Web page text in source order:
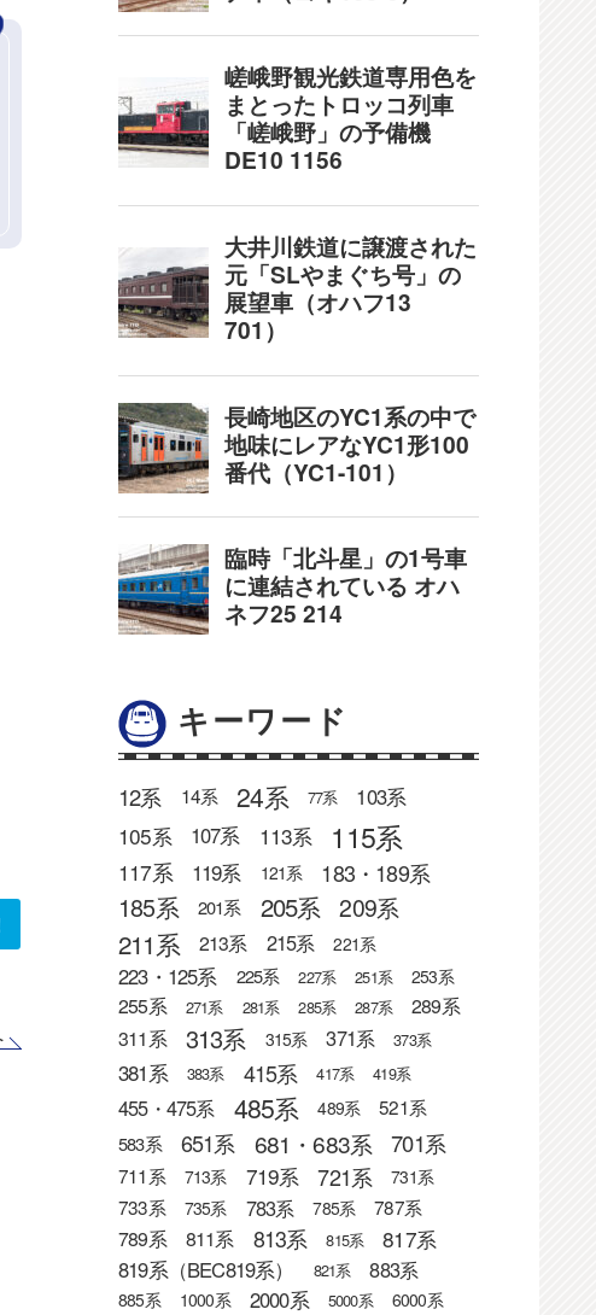
キーワード
12系 14系 24系 77系 103系
105系 107系 113系 115系
117系 119系 121系 183・189系
185系 201系 205系 209系
211系 213系 215系 221系
223・125系 225系 227系 251系 253系
255系 271系 281系 285系 287系
289系
311系
313系 315系 371系 373系
381系 383系 415系 417系 419系
455・475系 485系 489系 521系
583系 651系 681・683系 701系
711系 713系 719系 721系 731系
733系 735系 783系 785系 787系
789系 811系 813系 815系 817系
819系（BEC819系） 821系 883系
885系 1000系 2000系 5000系 6000系